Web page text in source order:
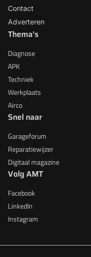
Contact
Adverteren
Thema's
Diagnose
APK
Techniek
Werkplaats
Airco
Snel naar
Garageforum
Reparatiewijzer
Digitaal magazine
Volg AMT
Facebook
LinkedIn
Instagram